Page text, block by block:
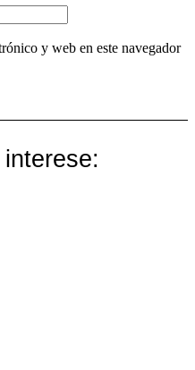
y web en este navegador